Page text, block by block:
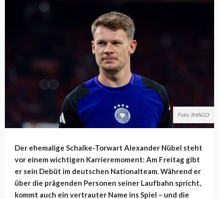
Foto: IMAGO
Der ehemalige Schalke-Torwart Alexander Nübel steht
vor einem wichtigen Karrieremoment: Am Freitag gibt
er sein Debüt im deutschen Nationalteam. Während er
über die prägenden Personen seiner Laufbahn spricht,
kommt auch ein vertrauter Name ins Spiel – und die